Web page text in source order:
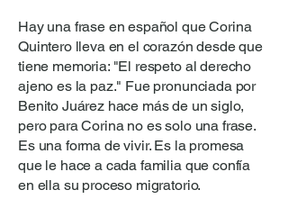
Hay una frase en español que Corina
Quintero lleva en el corazón desde que
tiene memoria: "El respeto al derecho
ajeno es la paz." Fue pronunciada por
Benito Juárez hace más de un siglo,
pero para Corina no es solo una frase.
Es una forma de vivir. Es la promesa
que le hace a cada familia que confía
en ella su proceso migratorio.